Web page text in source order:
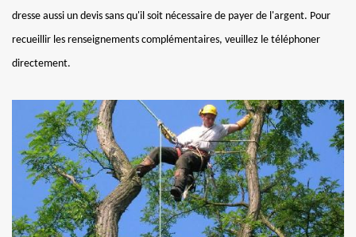
dresse aussi un devis sans qu'il soit nécessaire de payer de l'argent. Pour
recueillir les renseignements complémentaires, veuillez le téléphoner
directement.